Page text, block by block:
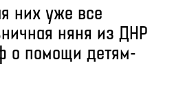
них уже все
няня из ДНР
о помощи детям-